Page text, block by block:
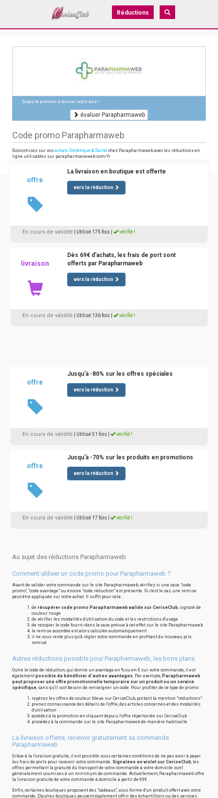
Réductions
Soyez le premier à donner votre avis !
évaluer Parapharmaweb
Code promo Parapharmaweb
Economisez sur vos achats Diététique & Santé chez Parapharmaweb avec les réductions en
ligne utilisables sur parapharmacieweb.com/fr
offre
La livraison en boutique est offerte
vers la réduction
En cours de validité | Utilisé 175 fois vérifié !
livraison
Dès 69€ d'achats, les frais de port sont
offerts par Parapharmaweb
vers la réduction
En cours de validité | Utilisé 136 fois vérifié !
offre
Jusqu'à -80% sur les offres spéciales
vers la réduction
En cours de validité | Utilisé 51 fois vérifié !
offre
Jusqu'à -70% sur les produits en promotions
vers la réduction
En cours de validité | Utilisé 17 fois vérifié !
Au sujet des réductions Parapharmaweb
Comment utiliser un code promo pour Parapharmaweb ?
Avant de valider votre commande sur le site Parapharmaweb, vérifiez si une case "code
promo", "code avantage" ou encore "code réduction" est présente. Si c'est le cas, une remise
peut être appliquée sur votre achat. Il suffit pour cela :
de récupérer code promo Parapharmaweb valide sur CeriseClub, signalé de
couleur rouge
de vérifier les modalités d'utilisation du code et les restrictions d'usage
de recopier le code fourni dans la case prévue à cet effet sur le site Parapharmaweb
la remise accordée est alors calculée automatiquement
il ne vous reste plus qu'à régler votre commande en profitant du nouveau prix
remisé
Autres réductions possible pour Parapharmaweb, les bons plans
Outre le code de réduction, qui donne un avantage en % ou en € sur votre commande, il est
également possible de bénéficier d'autres avantages. Par exemple, Parapharmaweb
peut proposer une offre promotionnelle temporaire sur un produit ou un service
spécifique, sans qu'il soit besoin de renseigner un code. Pour profiter de ce type de promo :
repérez les offres de couleur bleue sur CeriseClub, portant la mention "réductions"
prenez connaissance des détails de l'offre, des articles concernés et des modalités
d'utilisation
accédez à la promotion en cliquant depuis l'offre répertoriée sur CeriseClub
procédez à la commande sur le site Parapharmaweb de manière habituelle
La livraison offerte, recevoir gratuitement sa commande
Parapharmaweb
Grâce à la livraison gratuite, il est possible sous certaines conditions de ne pas avoir à payer
les frais de ports pour recevoir votre commande. Signalées en violet sur CeriseClub, les
offres permettant la gratuité du transport de votre commande à votre domicile sont
généralement soumises à un minimum de commande. Actuellement, Parapharmaweb offre
la livraison gratuite de votre commande à domicile à partir de 69€.
Enfin, certaines boutiques proposent des "cadeaux", sous forme d'un produit offert avec votre
commande. D'autres boutiques peuvent également offrir des échantillons ou des services.